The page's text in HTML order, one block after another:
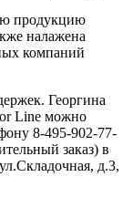
продукцию
налажена
компаний
Георгина
Line можно
8-495-902-77-
заказ) в
д.3,